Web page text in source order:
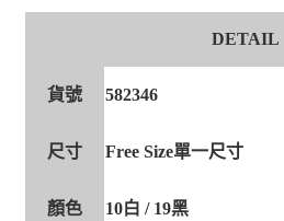
DETAIL
貨號 582346
尺寸 Free Size單一尺寸
顏色 10白 / 19黑